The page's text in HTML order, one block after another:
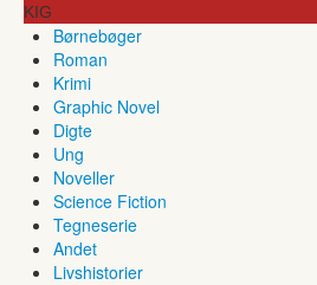
KIG
Børnebøger
Roman
Krimi
Graphic Novel
Digte
Ung
Noveller
Science Fiction
Tegneserie
Andet
Livshistorier